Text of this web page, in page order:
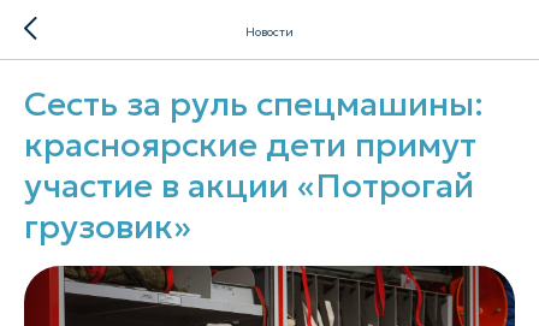
Новости
Сесть за руль спецмашины:
красноярские дети примут
участие в акции «Потрогай
грузовик»